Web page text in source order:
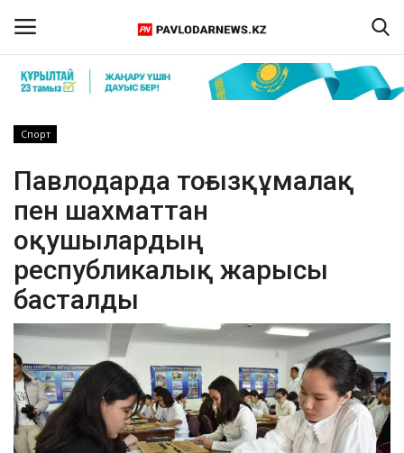
Тіркелу
Бізбен байланыс
ПАВЛОДАР ОБЛЫСЫ
ҚАЗАҚСТАН
ӘЛЕМ
Спорт
ОЙЫН-САУЫҚ
Спорт
Павлодарда тоғызқұмалақ
пен шахматтан
оқушылардың
республикалық жарысы
басталды